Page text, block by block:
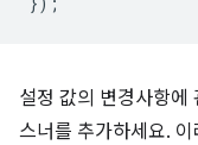
설정 값의 변경사항에
스너를 추가하세요.